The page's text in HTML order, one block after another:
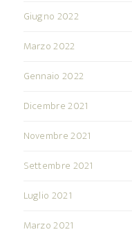
Giugno 2022
Marzo 2022
Gennaio 2022
Dicembre 2021
Novembre 2021
Settembre 2021
Luglio 2021
Marzo 2021